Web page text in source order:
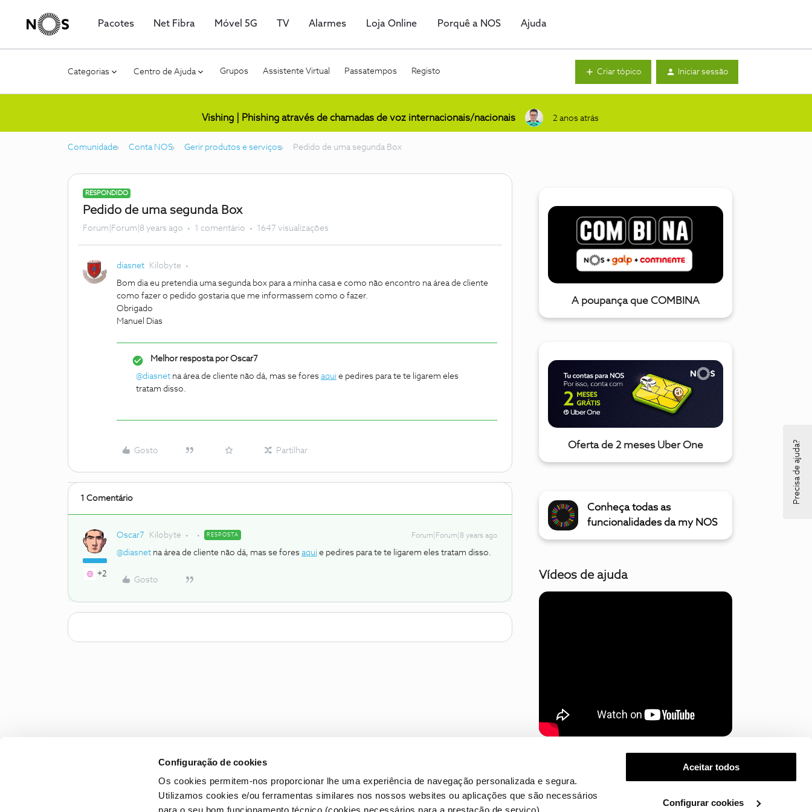
Configuração de cookies
Os cookies permitem-nos proporcionar lhe uma experiência de navegação personalizada e segura.
Utilizamos cookies e/ou ferramentas similares nos nossos websites ou aplicações que são necessários
Aceitar todos
Configurar cookies
Pacotes Net Fibra Móvel 5G TV Alarmes Loja Online Porquê a NOS Ajuda
Categorias Centro de Ajuda Grupos Assistente Virtual Passatempos Registo Criar tópico Iniciar sessão
Vishing | Phishing através de chamadas de voz internacionais/nacionais 2 anos atrás
Comunidade Conta NOS Gerir produtos e serviços Pedido de uma segunda Box
RESPONDIDO
Pedido de uma segunda Box
Forum|Forum|8 years ago 1 comentário 1647 visualizações
diasnet Kilobyte
Bom dia eu pretendia uma segunda box para a minha casa e como não encontro na área de cliente
como fazer o pedido gostaria que me informassem como o fazer.
Obrigado
Manuel Dias
Melhor resposta porOscar7
@diasnet na área de cliente não dá, mas se fores aqui e pedires para te te ligarem eles
tratam disso.
Gosto Partilhar
1 Comentário
+2
Oscar7 Kilobyte RESPOSTA Forum|Forum|8 years ago
@diasnet na área de cliente não dá, mas se fores aqui e pedires para te te ligarem eles tratam disso.
Gosto
A poupança que COMBINA
Oferta de 2 meses Uber One
Conheça todas as
funcionalidades da my NOS
Vídeos de ajuda
Precisa de ajuda?